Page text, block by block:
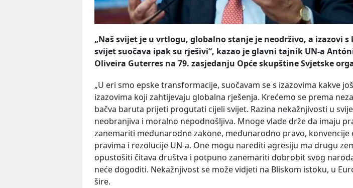
„Naš svijet je u vrtlogu, globalno stanje je neodrživo, a izazovi s
svijet suočava ipak su rješivi“, kazao je glavni tajnik UN-a
Oliveira Guterres na 79. zasjedanju Opće skupštine Svjetske
„U eri smo epske transformacije, suočavam se s izazovima kakve
izazovima koji zahtijevaju globalna rješenja. Krećemo se prema
bačva baruta prijeti progutati cijeli svijet. Razina nekažnjivosti u
neobranjiva i moralno nepodnošljiva. Mnoge vlade drže da imaju
zanemariti međunarodne zakone, međunarodno pravo, konvencije
pravima i rezolucije UN-a. One mogu narediti agresiju ma drugu
opustošiti čitava društva i potpuno zanemariti dobrobit svog
neće dogoditi. Nekažnjivost se može vidjeti na Bliskom istoku, u
šire.